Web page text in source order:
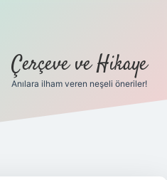
Çerçeve ve Hikaye
Anılara ilham veren neşeli öneriler!